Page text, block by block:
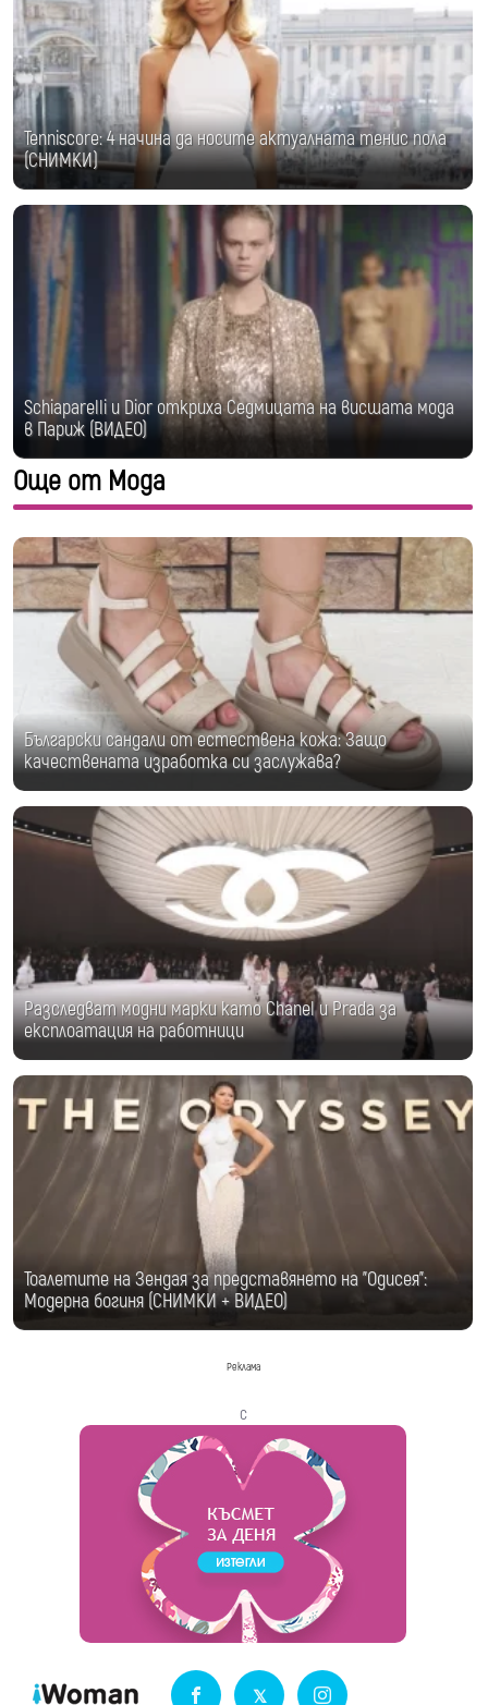
Tenniscore: 4 начина да носите актуалната тенис пола
(СНИМКИ)
Schiaparelli и Dior откриха Седмицата на висшата мода
в Париж (ВИДЕО)
Още от Мода
Български сандали от естествена кожа: Защо
качествената изработка си заслужава?
Разследват модни марки като Chanel и Prada за
експлоатация на работници
Тоалетите на Зендая за представянето на "Одисея":
Модерна богиня (СНИМКИ + ВИДЕО)
Реклама
с